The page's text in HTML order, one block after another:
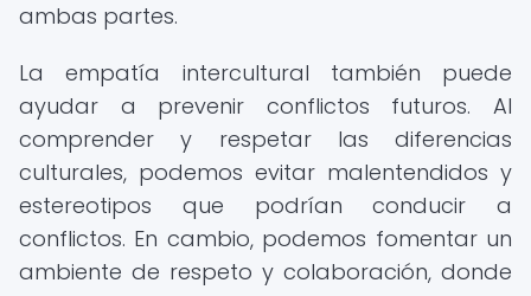
ambas partes.
La empatía intercultural también puede
ayudar a prevenir conflictos futuros. Al
comprender y respetar las diferencias
culturales, podemos evitar malentendidos y
estereotipos que podrían conducir a
conflictos. En cambio, podemos fomentar un
ambiente de respeto y colaboración, donde